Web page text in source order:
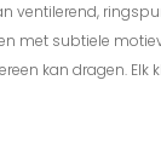
ventilerend,
met subtiele
kan dragen.